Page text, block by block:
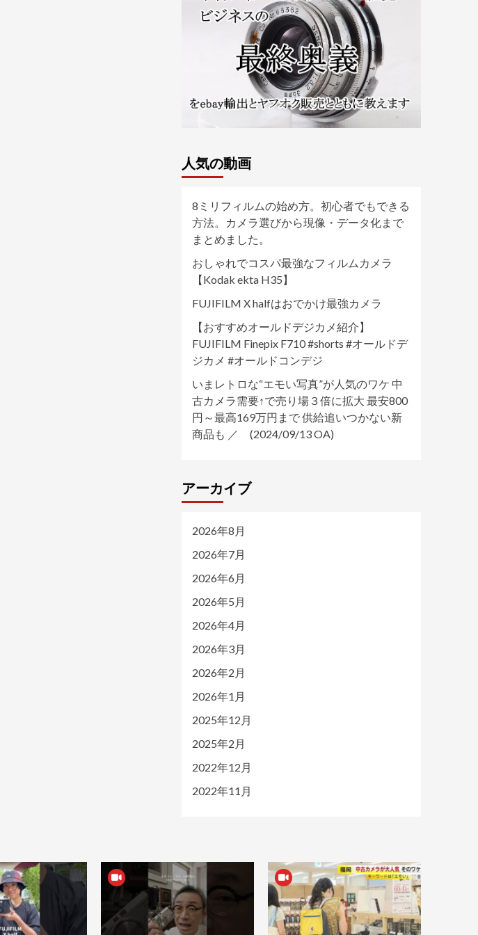
人気の動画
8ミリフィルムの始め方。初心者でもできる
方法。カメラ選びから現像・データ化まで
まとめました。
おしゃれでコスパ最強なフィルムカメラ
【Kodak ekta H35】
FUJIFILM X halfはおでかけ最強カメラ
【おすすめオールドデジカメ紹介】
FUJIFILM Finepix F710 #shorts #オールドデ
ジカメ #オールドコンデジ
いまレトロな“エモい写真”が人気のワケ 中
古カメラ需要↑で売り場３倍に拡大 最安800
円～最高169万円まで 供給追いつかない新
商品も ／ (2024/09/13 OA)
アーカイブ
2026年8月
2026年7月
2026年6月
2026年5月
2026年4月
2026年3月
2026年2月
2026年1月
2025年12月
2025年2月
2022年12月
2022年11月